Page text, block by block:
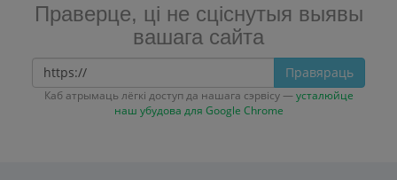
Праверце, ці не сціснутыя выявы
вашага сайта
Правяраць
Каб атрымаць лёгкі доступ да нашага сэрвісу —усталюйце
наш убудова для Google Chrome